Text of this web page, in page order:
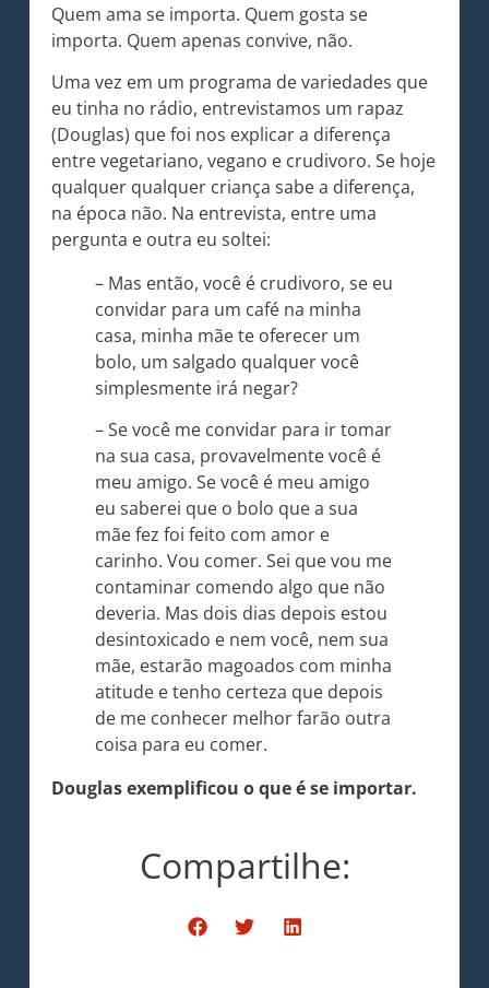
Quem ama se importa. Quem gosta se
importa. Quem apenas convive, não.
Uma vez em um programa de variedades que
eu tinha no rádio, entrevistamos um rapaz
(Douglas) que foi nos explicar a diferença
entre vegetariano, vegano e crudivoro. Se hoje
qualquer qualquer criança sabe a diferença,
na época não. Na entrevista, entre uma
pergunta e outra eu soltei:
– Mas então, você é crudivoro, se eu
convidar para um café na minha
casa, minha mãe te oferecer um
bolo, um salgado qualquer você
simplesmente irá negar?
– Se você me convidar para ir tomar
na sua casa, provavelmente você é
meu amigo. Se você é meu amigo
eu saberei que o bolo que a sua
mãe fez foi feito com amor e
carinho. Vou comer. Sei que vou me
contaminar comendo algo que não
deveria. Mas dois dias depois estou
desintoxicado e nem você, nem sua
mãe, estarão magoados com minha
atitude e tenho certeza que depois
de me conhecer melhor farão outra
coisa para eu comer.
Douglas exemplificou o que é se importar.
Compartilhe: